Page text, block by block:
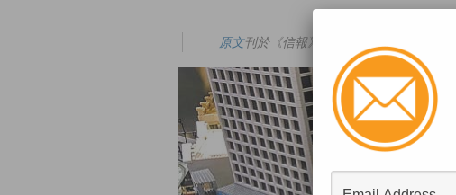
原文刊於《信報》的「凌通」專欄